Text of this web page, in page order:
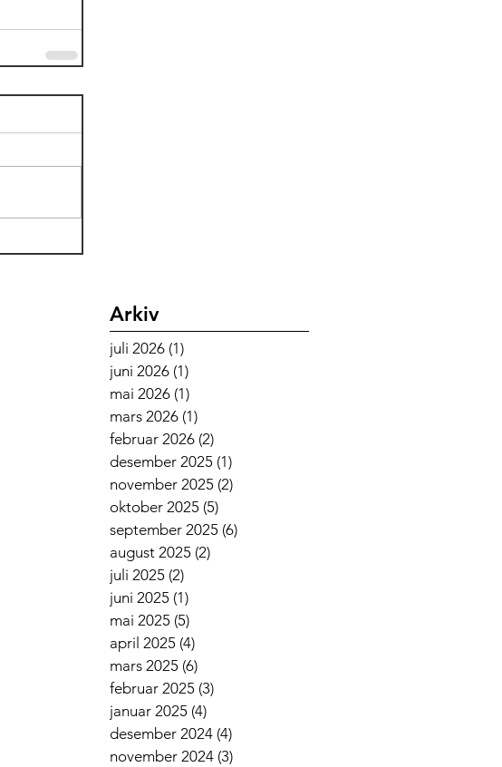
Arkiv
juli 2026 (1)
juni 2026 (1)
mai 2026 (1)
mars 2026 (1)
februar 2026 (2)
desember 2025 (1)
november 2025 (2)
oktober 2025 (5)
september 2025 (6)
august 2025 (2)
juli 2025 (2)
juni 2025 (1)
mai 2025 (5)
april 2025 (4)
mars 2025 (6)
februar 2025 (3)
januar 2025 (4)
desember 2024 (4)
november 2024 (3)